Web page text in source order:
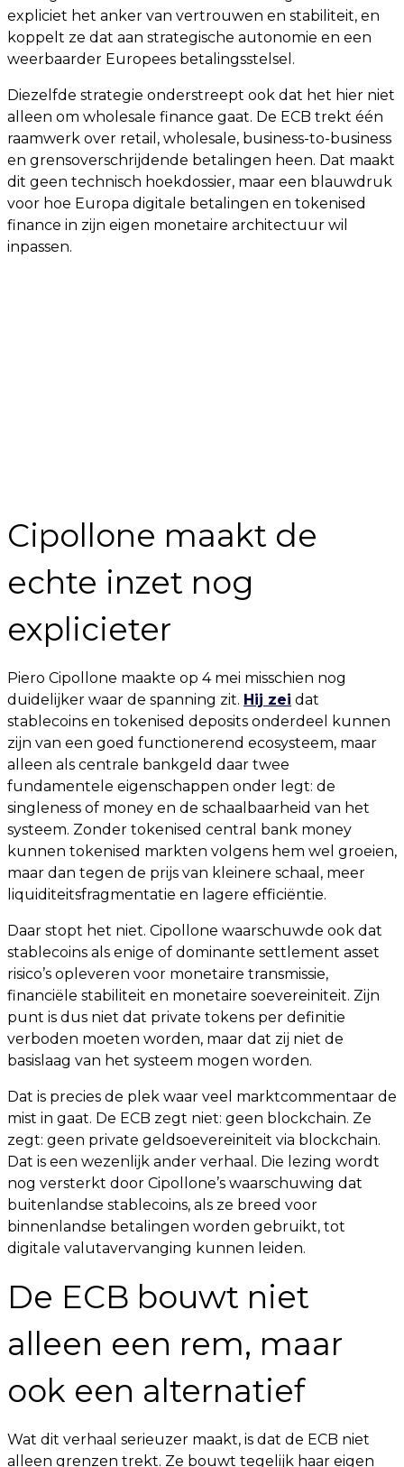
expliciet het anker van vertrouwen en stabiliteit, en
koppelt ze dat aan strategische autonomie en een
weerbaarder Europees betalingsstelsel.
Diezelfde strategie onderstreept ook dat het hier niet
alleen om wholesale finance gaat. De ECB trekt één
raamwerk over retail, wholesale, business-to-business
en grensoverschrijdende betalingen heen. Dat maakt
dit geen technisch hoekdossier, maar een blauwdruk
voor hoe Europa digitale betalingen en tokenised
finance in zijn eigen monetaire architectuur wil
inpassen.
Cipollone maakt de
echte inzet nog
explicieter
Piero Cipollone maakte op 4 mei misschien nog
duidelijker waar de spanning zit. Hij zei dat
stablecoins en tokenised deposits onderdeel kunnen
zijn van een goed functionerend ecosysteem, maar
alleen als centrale bankgeld daar twee
fundamentele eigenschappen onder legt: de
singleness of money en de schaalbaarheid van het
systeem. Zonder tokenised central bank money
kunnen tokenised markten volgens hem wel groeien,
maar dan tegen de prijs van kleinere schaal, meer
liquiditeitsfragmentatie en lagere efficiëntie.
Daar stopt het niet. Cipollone waarschuwde ook dat
stablecoins als enige of dominante settlement asset
risico’s opleveren voor monetaire transmissie,
financiële stabiliteit en monetaire soevereiniteit. Zijn
punt is dus niet dat private tokens per definitie
verboden moeten worden, maar dat zij niet de
basislaag van het systeem mogen worden.
Dat is precies de plek waar veel marktcommentaar de
mist in gaat. De ECB zegt niet: geen blockchain. Ze
zegt: geen private geldsoevereiniteit via blockchain.
Dat is een wezenlijk ander verhaal. Die lezing wordt
nog versterkt door Cipollone’s waarschuwing dat
buitenlandse stablecoins, als ze breed voor
binnenlandse betalingen worden gebruikt, tot
digitale valutavervanging kunnen leiden.
De ECB bouwt niet
alleen een rem, maar
ook een alternatief
Wat dit verhaal serieuzer maakt, is dat de ECB niet
alleen grenzen trekt. Ze bouwt tegelijk haar eigen